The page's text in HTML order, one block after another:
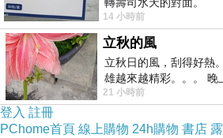
14 小時前
立秋的風
立秋日的風，刮得好熱
雄越來越精彩。。。 晚
天的風刮得很熱 夜遊消
21 小時前
登入 註冊
PChome首頁 線上購物 24h購物 書店